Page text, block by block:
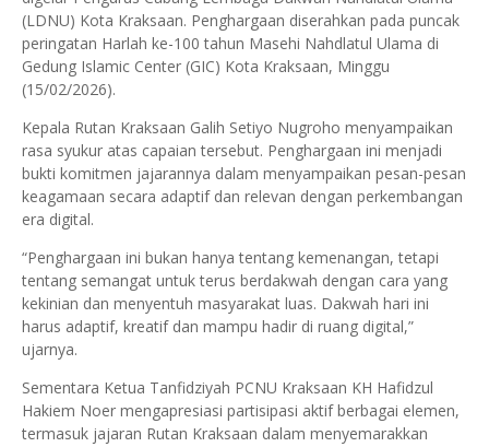
(LDNU) Kota Kraksaan. Penghargaan diserahkan pada puncak
peringatan Harlah ke-100 tahun Masehi Nahdlatul Ulama di
Gedung Islamic Center (GIC) Kota Kraksaan, Minggu
(15/02/2026).
Kepala Rutan Kraksaan Galih Setiyo Nugroho menyampaikan
rasa syukur atas capaian tersebut. Penghargaan ini menjadi
bukti komitmen jajarannya dalam menyampaikan pesan-pesan
keagamaan secara adaptif dan relevan dengan perkembangan
era digital.
“Penghargaan ini bukan hanya tentang kemenangan, tetapi
tentang semangat untuk terus berdakwah dengan cara yang
kekinian dan menyentuh masyarakat luas. Dakwah hari ini
harus adaptif, kreatif dan mampu hadir di ruang digital,”
ujarnya.
Sementara Ketua Tanfidziyah PCNU Kraksaan KH Hafidzul
Hakiem Noer mengapresiasi partisipasi aktif berbagai elemen,
termasuk jajaran Rutan Kraksaan dalam menyemarakkan